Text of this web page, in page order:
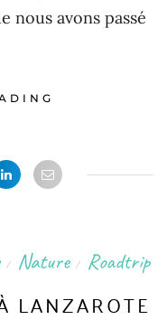
nous avons passé
/ Nature / Roadtrip
LANZAROTE